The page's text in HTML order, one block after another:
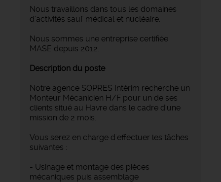
Nous travaillons dans tous les domaines
d'activités sauf médical et nucléaire.
Nous sommes une entreprise certifiée
MASE depuis 2012.
Description du poste
Notre agence SOPRES Intérim recherche un
Monteur Mécanicien H/F pour un de ses
clients situé au Havre dans le cadre d'une
mission de 2 mois.
Vous serez en charge d'effectuer les tâches
suivantes :
- Usinage et montage des pièces
mécaniques puis assemblage